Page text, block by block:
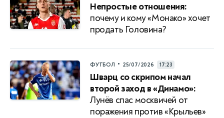
Непростые отношения:
почему и кому «Монако» хочет
продать Головина?
ФУТБОЛ • 25/07/2026 17:23
Шварц со скрипом начал
второй заход в «Динамо»:
Лунёв спас москвичей от
поражения против «Крыльев»